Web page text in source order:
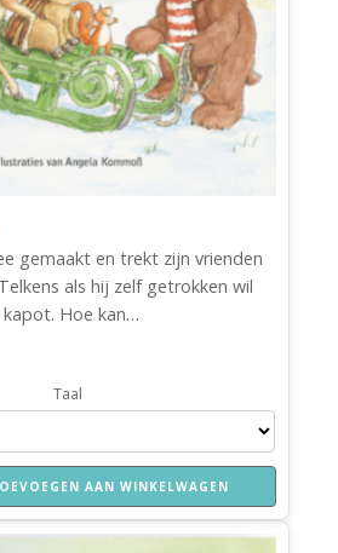
gemaakt en trekt zijn vrienden
als hij zelf getrokken wil
Hoe kan…
Taal
AAN WINKELWAGEN